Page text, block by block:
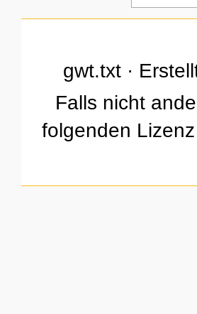
gwt.txt ·
Falls nicht
folgenden